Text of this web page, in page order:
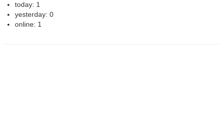
today: 1
yesterday: 0
online: 1